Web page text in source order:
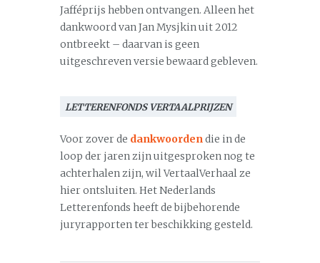
Jafféprijs hebben ontvangen. Alleen het
dankwoord van Jan Mysjkin uit 2012
ontbreekt – daarvan is geen
uitgeschreven versie bewaard gebleven.
LETTERENFONDS VERTAALPRIJZEN
Voor zover de dankwoordendie in de
loop der jaren zijn uitgesproken nog te
achterhalen zijn, wil VertaalVerhaal ze
hier ontsluiten. Het Nederlands
Letterenfonds heeft de bijbehorende
juryrapporten ter beschikking gesteld.